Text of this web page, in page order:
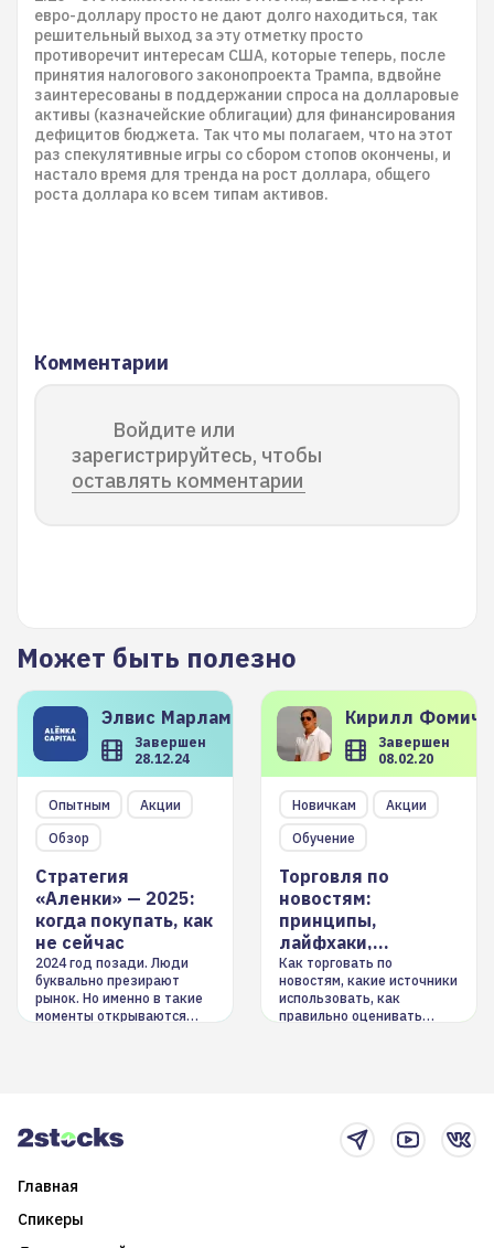
евро-доллару просто не дают долго находиться, так
решительный выход за эту отметку просто
противоречит интересам США, которые теперь, после
принятия налогового законопроекта Трампа, вдвойне
заинтересованы в поддержании спроса на долларовые
активы (казначейские облигации) для финансирования
дефицитов бюджета. Так что мы полагаем, что на этот
раз спекулятивные игры со сбором стопов окончены, и
настало время для тренда на рост доллара, общего
роста доллара ко всем типам активов.
Комментарии
Войдите или
зарегистрируйтесь, чтобы
оставлять комментарии
Может быть полезно
Элвис Марламов
Завершен
28.12.24
Опытным
Акции
Обзор
Стратегия
«Аленки» — 2025:
когда покупать, как
не сейчас
2024 год позади. Люди
буквально презирают
рынок. Но именно в такие
моменты открываются
Кирилл
Завершен
08.02.20
Новичкам
Акции
Обучение
Торговля по
новостям:
принципы,
лайфхаки,
инструменты
Как торговать по
новостям, какие источники
использовать, как
правильно оценивать
Главная
Спикеры